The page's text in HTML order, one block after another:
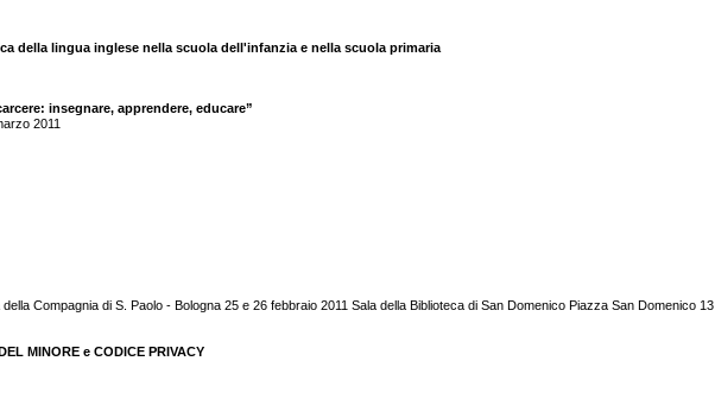
della lingua inglese nella scuola dell'infanzia e nella scuola primaria
insegnare, apprendere, educare”
2011
Compagnia di S. Paolo - Bologna 25 e 26 febbraio 2011 Sala della Biblioteca di San Domenico Piazza San Domenico 13
MINORE e CODICE PRIVACY